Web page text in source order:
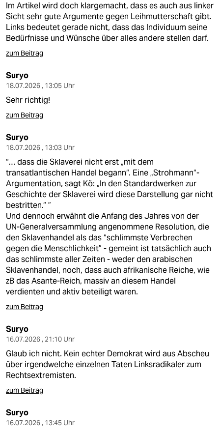
Im Artikel wird doch klargemacht, dass es auch aus linker
Sicht sehr gute Argumente gegen Leihmutterschaft gibt.
Links bedeutet gerade nicht, dass das Individuum seine
Bedürfnisse und Wünsche über alles andere stellen darf.
zum Beitrag
Suryo
18.07.2026 , 13:05 Uhr
Sehr richtig!
zum Beitrag
Suryo
18.07.2026 , 13:03 Uhr
“… dass die Sklaverei nicht erst „mit dem
transatlantischen Handel begann“. Eine „Strohmann“-
Argumentation, sagt Kö: „In den Standardwerken zur
Geschichte der Sklaverei wird diese Darstellung gar nicht
bestritten.“ ”
Und dennoch erwähnt die Anfang des Jahres von der
UN-Generalversammlung angenommene Resolution, die
den Sklavenhandel als das “schlimmste Verbrechen
gegen die Menschlichkeit” - gemeint ist tatsächlich auch
das schlimmste aller Zeiten - weder den arabischen
Sklavenhandel, noch, dass auch afrikanische Reiche, wie
zB das Asante-Reich, massiv an diesem Handel
verdienten und aktiv beteiligt waren.
zum Beitrag
Suryo
16.07.2026 , 21:10 Uhr
Glaub ich nicht. Kein echter Demokrat wird aus Abscheu
über irgendwelche einzelnen Taten Linksradikaler zum
Rechtsextremisten.
zum Beitrag
Suryo
16.07.2026 , 13:45 Uhr